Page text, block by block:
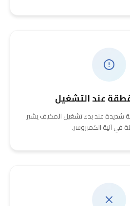
عند التشغيل
عند بدء تشغيل المكيف يشير
في آلية الكمبروسر.